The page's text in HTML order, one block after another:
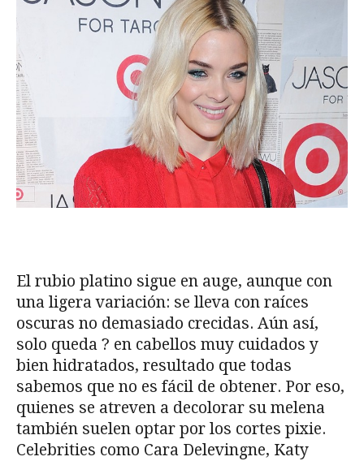
El rubio platino sigue en auge, aunque con
una ligera variación: se lleva con raíces
oscuras no demasiado crecidas. Aún así,
solo queda ? en cabellos muy cuidados y
bien hidratados, resultado que todas
sabemos que no es fácil de obtener. Por eso,
quienes se atreven a decolorar su melena
también suelen optar por los cortes pixie.
Celebrities como Cara Delevingne, Katy